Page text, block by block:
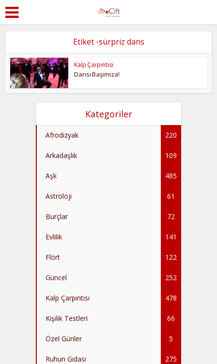
Etiket -sürpriz dans
Kalp Çarpıntısı
Darısı Başımıza!
Kategoriler
Afrodizyak 220
Arkadaşlık 109
Aşk 485
Astroloji 61
Burçlar 72
Evlilik 141
Flört 122
Güncel 252
Kalp Çarpıntısı 478
Kişilik Testleri 66
Özel Günler 5
Ruhun Gıdası 275